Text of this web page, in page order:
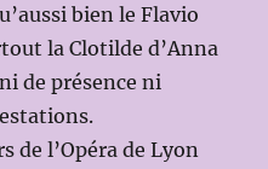
bien le Flavio
la Clotilde d’Anna
de présence ni
de l’Opéra de Lyon